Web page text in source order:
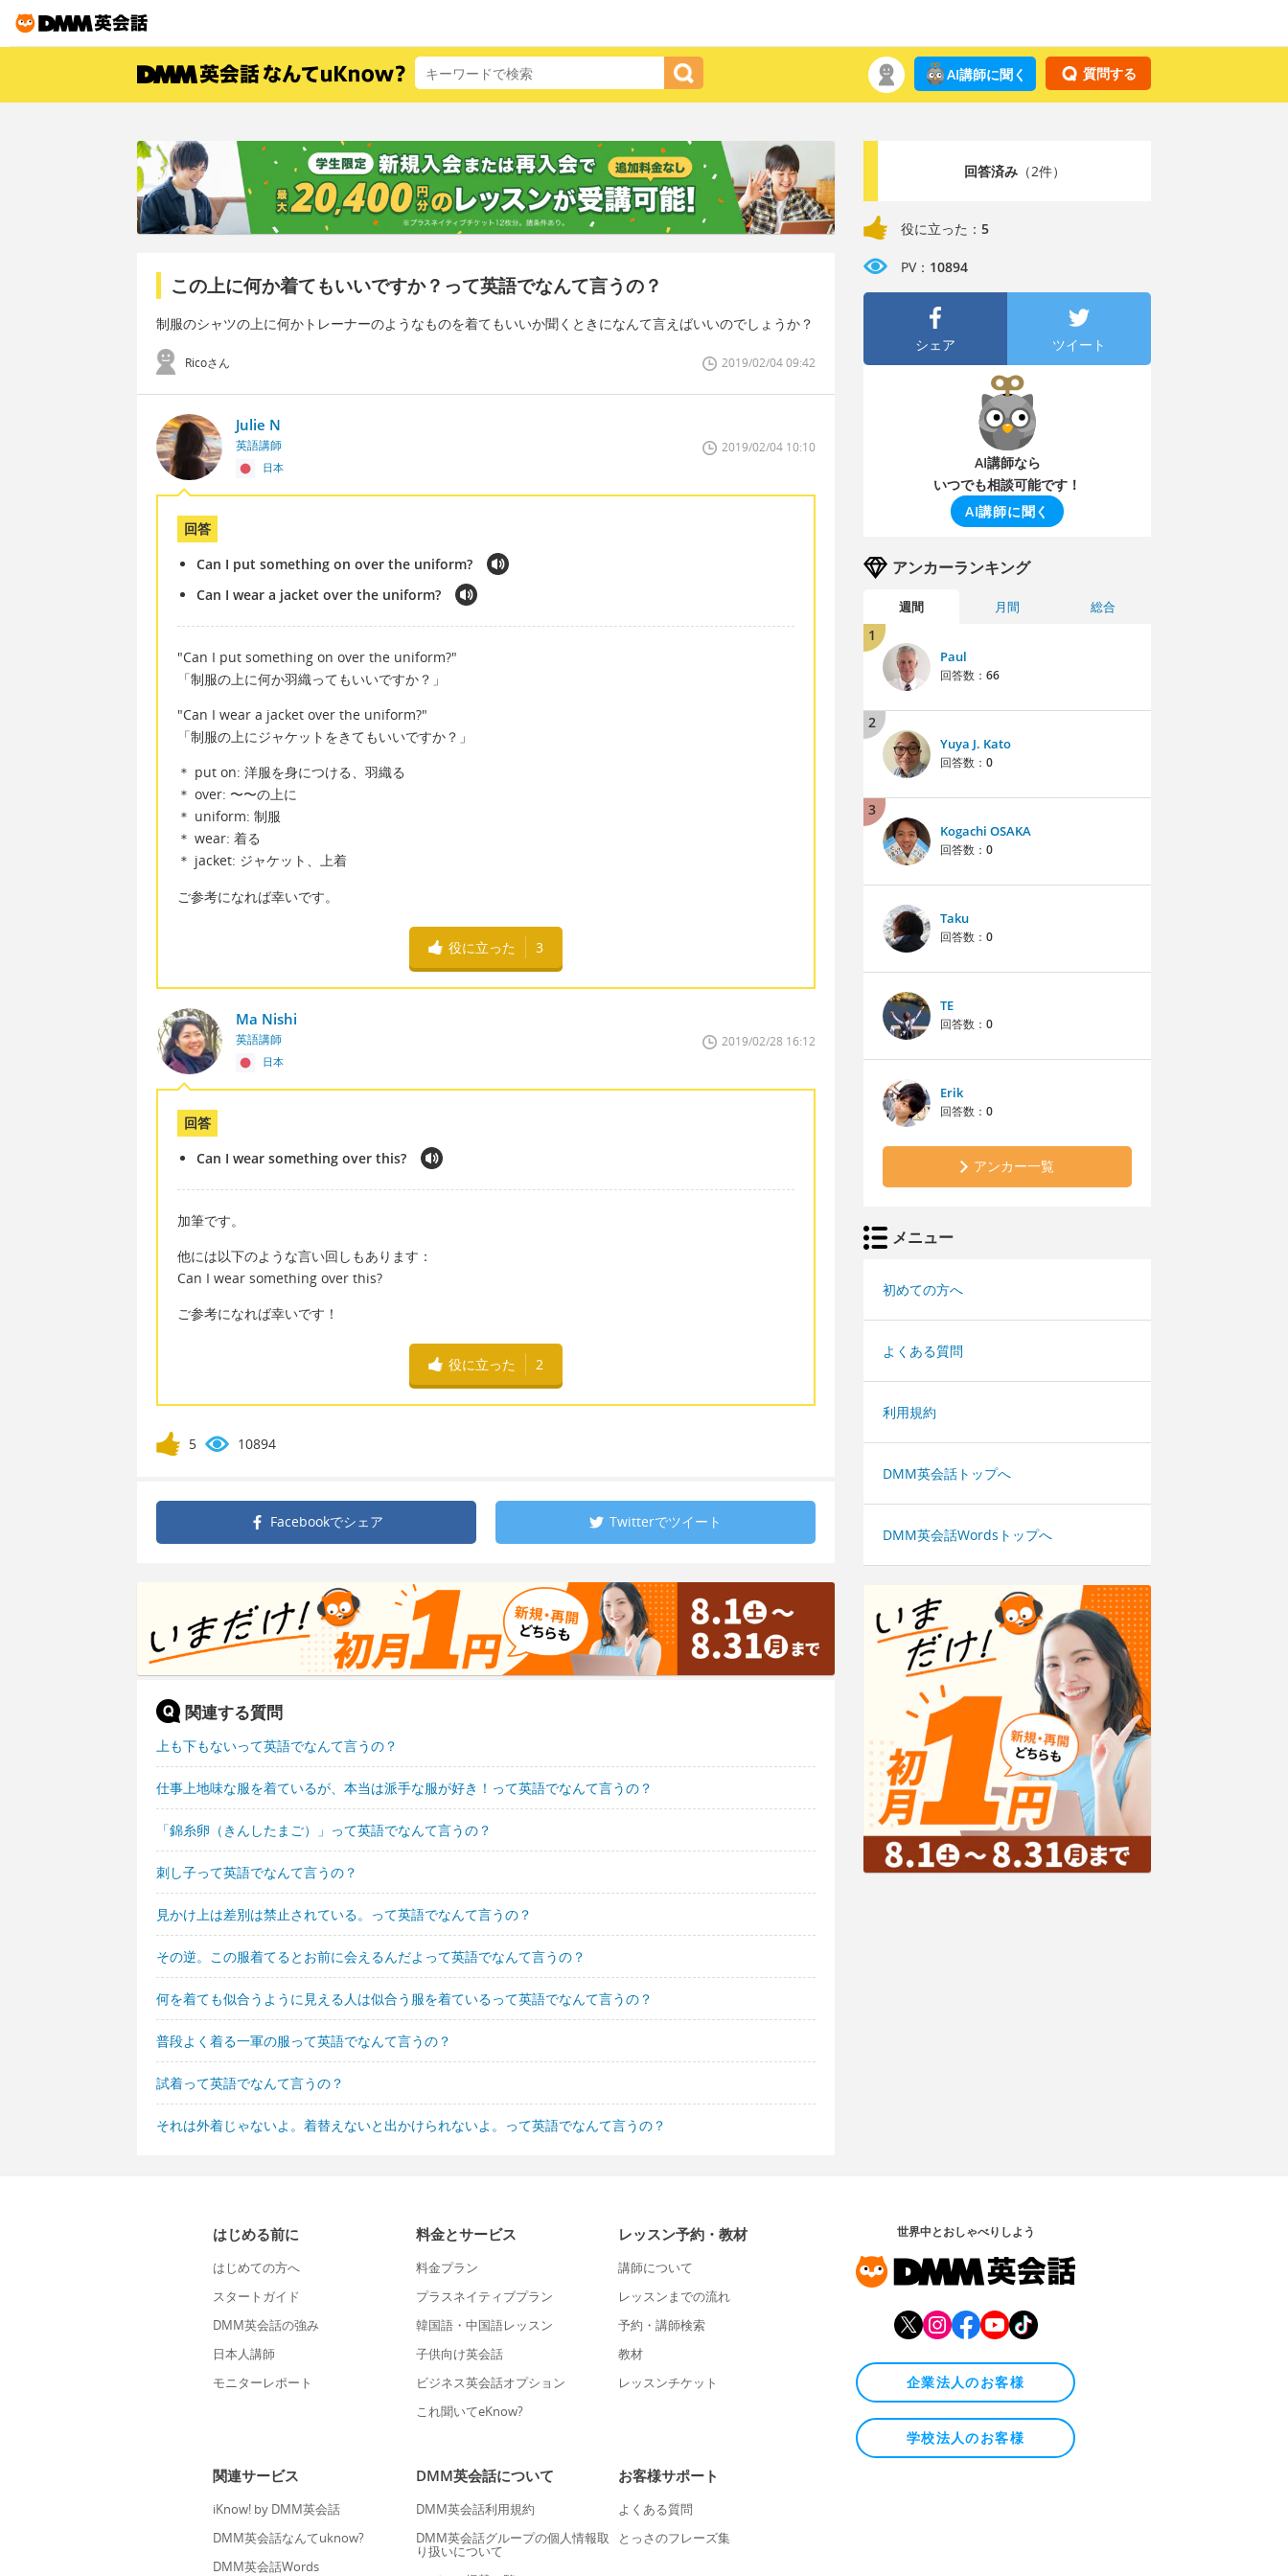
質問する
AI講師に聞く
この上に何か着てもいいですか？って英語でなんて言うの？
制服のシャツの上に何かトレーナーのようなものを着てもいいか聞くときになんて言えばいいのでしょうか？
Ricoさん 2019/02/04 09:42
Julie N
英語講師
日本
2019/02/04 10:10
回答
Can I put something on over the uniform?
Can I wear a jacket over the uniform?
"Can I put something on over the uniform?"
「制服の上に何か羽織ってもいいですか？」
"Can I wear a jacket over the uniform?"
「制服の上にジャケットをきてもいいですか？」
＊ put on: 洋服を身につける、羽織る
＊ over: 〜〜の上に
＊ uniform: 制服
＊ wear: 着る
＊ jacket: ジャケット、上着
ご参考になれば幸いです。
役に立った 3
Ma Nishi
英語講師
日本
2019/02/28 16:12
回答
Can I wear something over this?
加筆です。
他には以下のような言い回しもあります：
Can I wear something over this?
ご参考になれば幸いです！
役に立った 2
5 10894
Facebookでシェア Twitterでツイート
関連する質問
上も下もないって英語でなんて言うの？
仕事上地味な服を着ているが、本当は派手な服が好き！って英語でなんて言うの？
「錦糸卵（きんしたまご）」って英語でなんて言うの？
刺し子って英語でなんて言うの？
見かけ上は差別は禁止されている。って英語でなんて言うの？
その逆。この服着てるとお前に会えるんだよって英語でなんて言うの？
何を着ても似合うように見える人は似合う服を着ているって英語でなんて言うの？
普段よく着る一軍の服って英語でなんて言うの？
試着って英語でなんて言うの？
それは外着じゃないよ。着替えないと出かけられないよ。って英語でなんて言うの？
回答済み（2件）
役に立った： 5
PV： 10894
シェア ツイート
AI講師なら
いつでも相談可能です！
AI講師に聞く
アンカーランキング
週間 月間 総合
1
Paul
回答数： 66
2
Yuya J. Kato
回答数： 0
3
Kogachi OSAKA
回答数： 0
Taku
回答数： 0
TE
回答数： 0
Erik
回答数： 0
アンカー一覧
メニュー
初めての方へ
よくある質問
利用規約
DMM英会話トップへ
DMM英会話Wordsトップへ
はじめる前に
はじめての方へ
スタートガイド
DMM英会話の強み
日本人講師
モニターレポート
料金とサービス
料金プラン
プラスネイティブプラン
韓国語・中国語レッスン
子供向け英会話
ビジネス英会話オプション
これ聞いてeKnow?
レッスン予約・教材
講師について
レッスンまでの流れ
予約・講師検索
教材
レッスンチケット
関連サービス
iKnow! by DMM英会話
DMM英会話なんてuknow?
DMM英会話Words
DMM英会話について
DMM英会話利用規約
DMM英会話グループの個人情報取
り扱いについて
お客様サポート
よくある質問
とっさのフレーズ集
世界中とおしゃべりしよう
企業法人のお客様
学校法人のお客様